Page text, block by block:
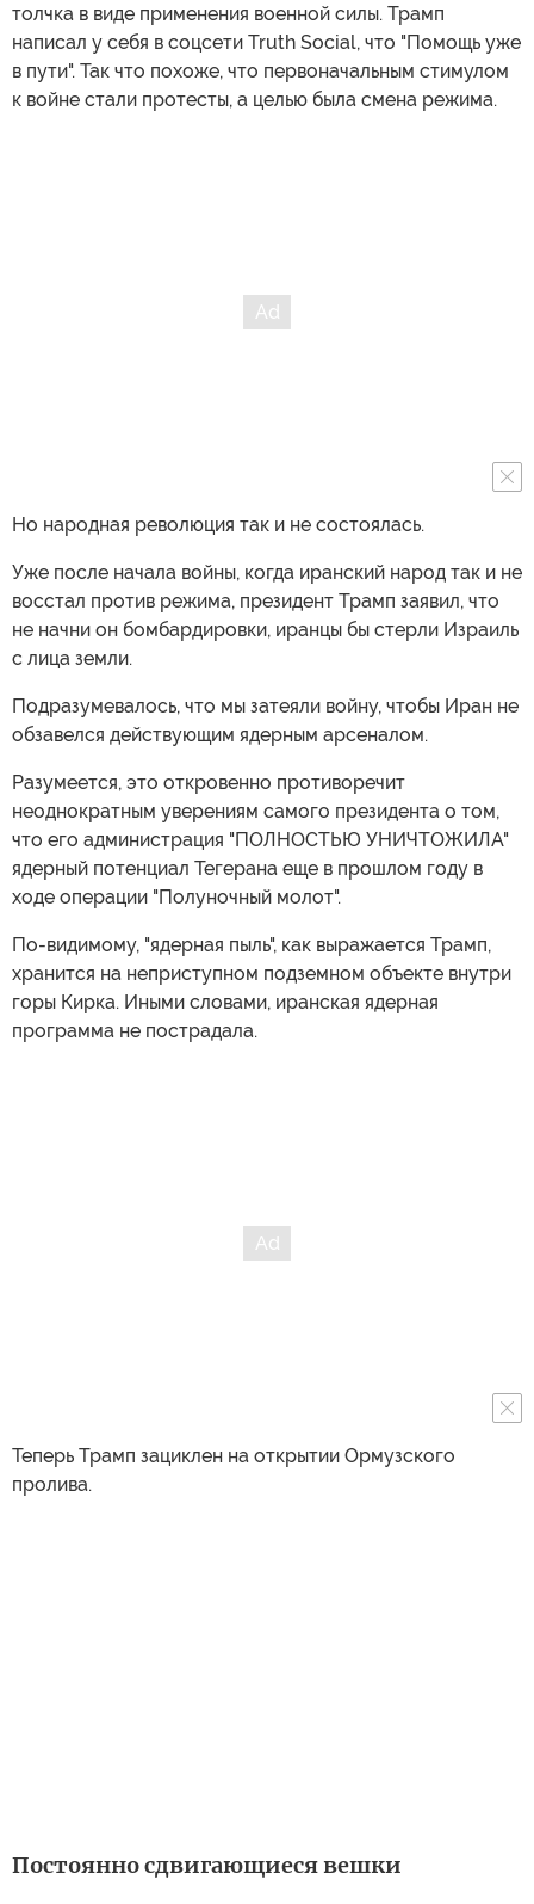
толчка в виде применения военной силы. Трамп
написал у себя в соцсети Truth Social, что "Помощь уже
в пути". Так что похоже, что первоначальным стимулом
к войне стали протесты, а целью была смена режима.
Но народная революция так и не состоялась.
Уже после начала войны, когда иранский народ так и не
восстал против режима, президент Трамп заявил, что
не начни он бомбардировки, иранцы бы стерли Израиль
с лица земли.
Подразумевалось, что мы затеяли войну, чтобы Иран не
обзавелся действующим ядерным арсеналом.
Разумеется, это откровенно противоречит
неоднократным уверениям самого президента о том,
что его администрация "ПОЛНОСТЬЮ УНИЧТОЖИЛА"
ядерный потенциал Тегерана еще в прошлом году в
ходе операции "Полуночный молот".
По-видимому, "ядерная пыль", как выражается Трамп,
хранится на неприступном подземном объекте внутри
горы Кирка. Иными словами, иранская ядерная
программа не пострадала.
Теперь Трамп зациклен на открытии Ормузского
пролива.
Постоянно сдвигающиеся вешки